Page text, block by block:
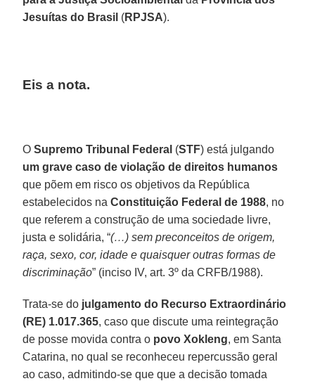
Jesuítas do Brasil (RPJSA).
Eis a nota.
OSupremo Tribunal Federal (STF) está julgando
um grave caso de violação de direitos humanos
que põem em risco os objetivos da República
estabelecidos naConstituição Federal de 1988, no
que referem a construção de uma sociedade livre,
justa e solidária, “(…) sem preconceitos de origem,
raça, sexo, cor, idade e quaisquer outras formas de
discriminação” (inciso IV, art. 3º da CRFB/1988).
Trata-se do julgamento do Recurso Extraordinário
(RE) 1.017.365, caso que discute uma reintegração
de posse movida contra o povo Xokleng, em Santa
Catarina, no qual se reconheceu repercussão geral
ao caso, admitindo-se que que a decisão tomada